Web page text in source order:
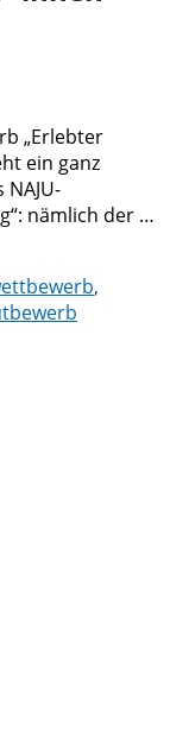
„Erlebter
ein ganz
nämlich der …
,